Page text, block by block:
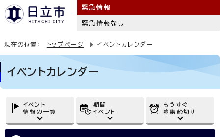
緊急情報
緊急情報なし
現在の位置： トップページ イベントカレンダー
イベントカレンダー
イベント
情報の一覧
期間
イベント
もうすぐ
募集締切り